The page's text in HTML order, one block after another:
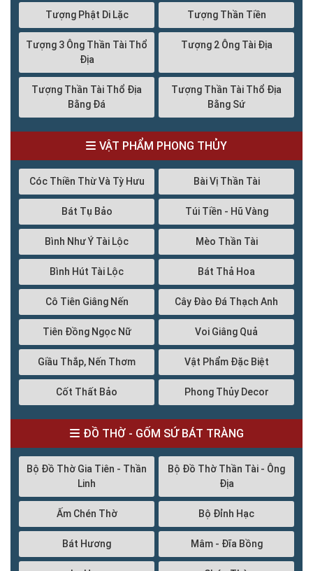
Tượng Phật Di Lặc Tượng Thần Tiền
Tượng 3 Ông Thần Tài Thổ
Địa
Tượng 2 Ông Tài Địa
Tượng Thần Tài Thổ Địa
Bằng Đá
Tượng Thần Tài Thổ Địa
Bằng Sứ
VẬT PHẨM PHONG THỦY
Cóc Thiền Thừ Và Tỳ Hưu Bài Vị Thần Tài
Bát Tụ Bảo Túi Tiền - Hũ Vàng
Bình Như Ý Tài Lộc Mèo Thần Tài
Bình Hút Tài Lộc Bát Thả Hoa
Cô Tiên Giâng Nến Cây Đào Đá Thạch Anh
Tiên Đồng Ngọc Nữ Voi Giâng Quả
Giầu Thắp, Nến Thơm Vật Phẩm Đặc Biệt
Cốt Thất Bảo Phong Thủy Decor
ĐỒ THỜ - GỐM SỨ BÁT TRÀNG
Bộ Đồ Thờ Gia Tiên - Thần
Linh
Bộ Đồ Thờ Thần Tài - Ông
Địa
Ấm Chén Thờ Bộ Đỉnh Hạc
Bát Hương Mâm - Đĩa Bồng